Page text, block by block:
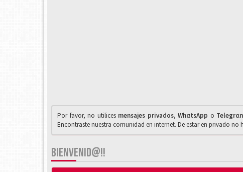
Por favor, no utilices mensajes privados,WhαtsApp o
Encontraste nuestra comunidad en internet. De estar en privado no
BIENVENID@!!